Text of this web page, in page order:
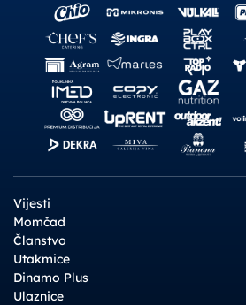
Vijesti
Momčad
Članstvo
Utakmice
Dinamo Plus
Ulaznice